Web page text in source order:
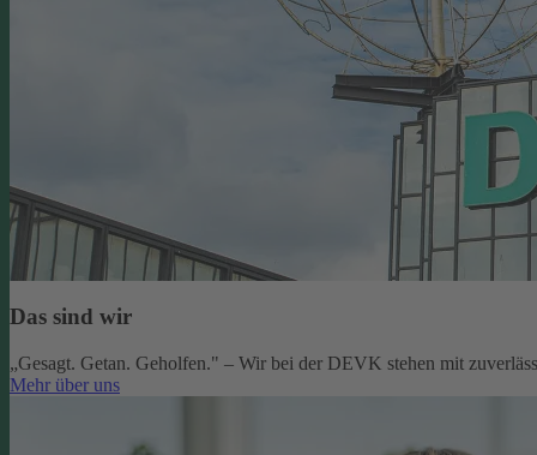
Das sind wir
„Gesagt. Getan. Geholfen." – Wir bei der DEVK stehen mit
Mehr über uns